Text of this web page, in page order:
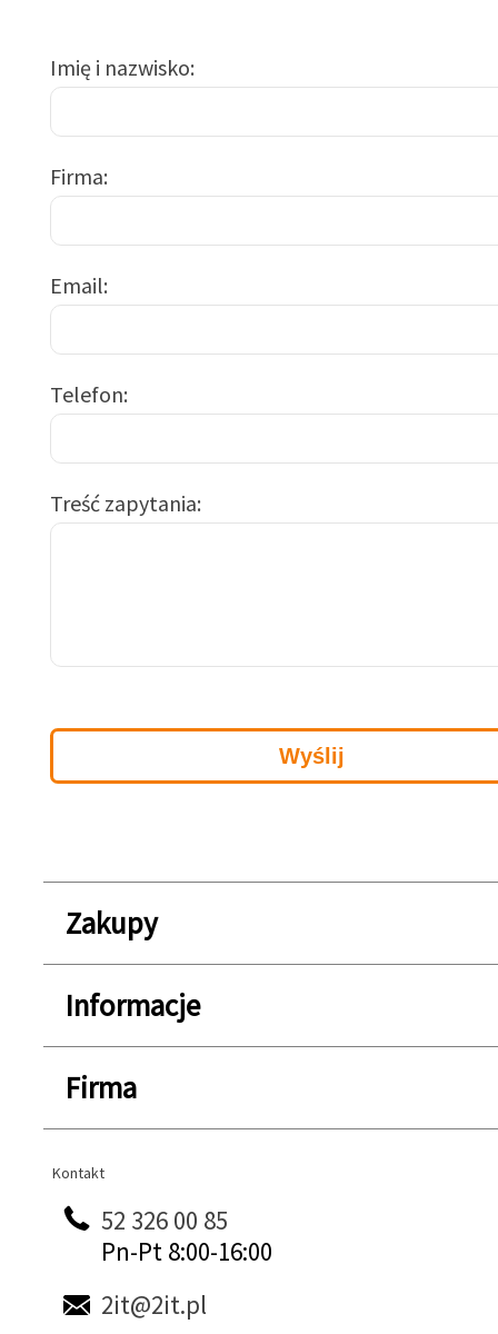
Imię i nazwisko
Firma
Email
Telefon
Treść zapytania
Zakupy
Informacje
Firma
Kontakt
Kontakt
52 326 00 85
Pn-Pt 8:00-16:00
2it@2it.pl